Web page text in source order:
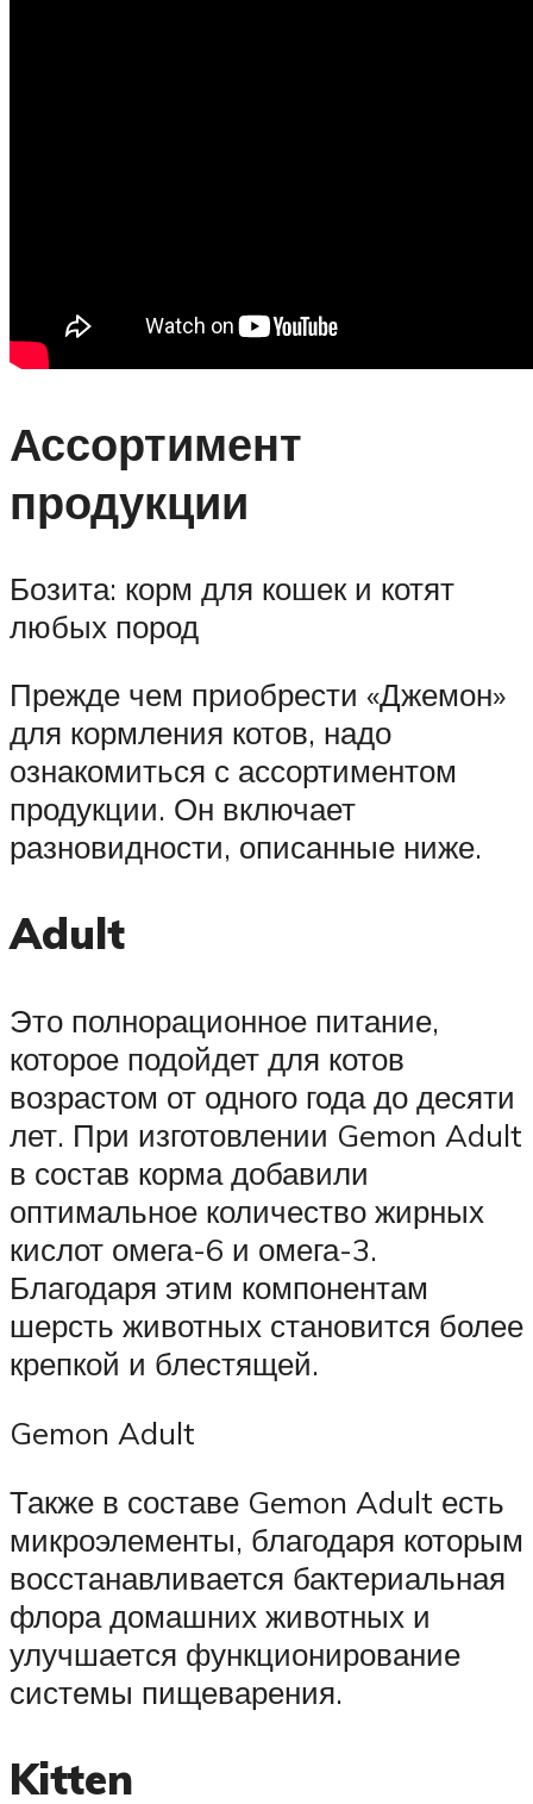
Ассортимент
продукции
Бозита: корм для кошек и котят
любых пород
Прежде чем приобрести «Джемон»
для кормления котов, надо
ознакомиться с ассортиментом
продукции. Он включает
разновидности, описанные ниже.
Adult
Это полнорационное питание,
которое подойдет для котов
возрастом от одного года до десяти
лет. При изготовлении Gemon Adult
в состав корма добавили
оптимальное количество жирных
кислот омега-6 и омега-3.
Благодаря этим компонентам
шерсть животных становится более
крепкой и блестящей.
Gemon Adult
Также в составе Gemon Adult есть
микроэлементы, благодаря которым
восстанавливается бактериальная
флора домашних животных и
улучшается функционирование
системы пищеварения.
Kitten